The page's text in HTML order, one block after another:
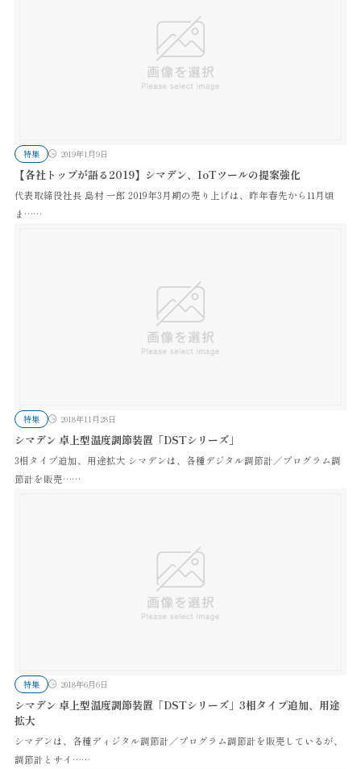
特集 2019年1月9日
【各社トップが語る2019】シマデン、IoTツールの提案強化
代表取締役社長 島村 一郎 2019年3月期の売り上げは、昨年春先から11月頃
ま……
特集 2018年11月28日
シマデン 卓上型温度調節装置「DSTシリーズ」
3相タイプ追加、用途拡大 シマデンは、各種デジタル調節計／プログラム調
節計を販売……
特集 2018年6月6日
シマデン 卓上型温度調節装置「DSTシリーズ」3相タイプ追加、用途
拡大
シマデンは、各種ディジタル調節計／プログラム調節計を販売しているが、
調節計とサイ……